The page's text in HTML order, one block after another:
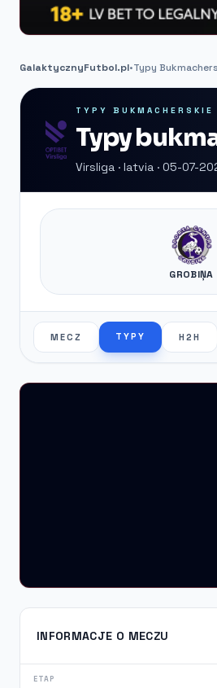
GalaktycznyFutbol.pl•Typy
TYPY BUKMACHERSKIE
Typy
Virsliga · latvia · 05-07-
GROBIŅA
MECZ TYPY H2H
INFORMACJE O MECZU
ETAP